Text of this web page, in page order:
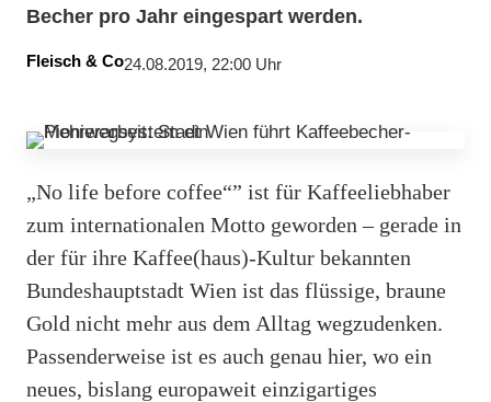
Becher pro Jahr eingespart werden.
Fleisch & Co24.08.2019, 22:00 Uhr
„No life before coffee“” ist für Kaffeeliebhaber
zum internationalen Motto geworden – gerade in
der für ihre Kaffee(haus)-Kultur bekannten
Bundeshauptstadt Wien ist das flüssige, braune
Gold nicht mehr aus dem Alltag wegzudenken.
Passenderweise ist es auch genau hier, wo ein
neues, bislang europaweit einzigartiges